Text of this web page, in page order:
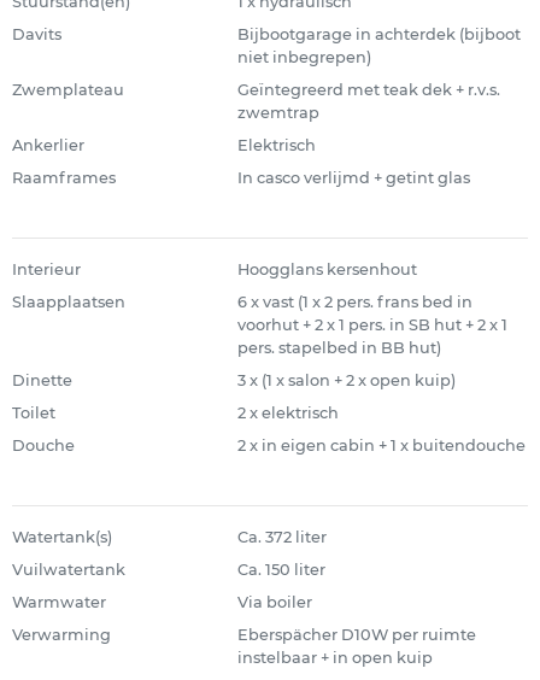
Davits
Bijbootgarage in achterdek (bijboot
niet inbegrepen)
Zwemplateau
Geïntegreerd met teak dek + r.v.s.
zwemtrap
Ankerlier
Elektrisch
Raamframes
In casco verlijmd + getint glas
Interieur
Hoogglans kersenhout
Slaapplaatsen
6 x vast (1 x 2 pers. frans bed in
voorhut + 2 x 1 pers. in SB hut + 2 x 1
pers. stapelbed in BB hut)
Dinette
3 x (1 x salon + 2 x open kuip)
Toilet
2 x elektrisch
Douche
2 x in eigen cabin + 1 x buitendouche
Watertank(s)
Ca. 372 liter
Vuilwatertank
Ca. 150 liter
Warmwater
Via boiler
Verwarming
Eberspächer D10W per ruimte
instelbaar + in open kuip